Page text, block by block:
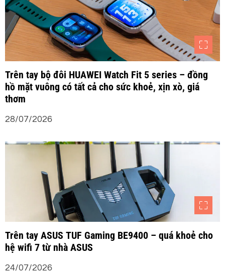
Trên tay bộ đôi HUAWEI Watch Fit 5 series – đồng
hồ mặt vuông có tất cả cho sức khoẻ, xịn xò, giá
thơm
28/07/2026
Trên tay ASUS TUF Gaming BE9400 – quá khoẻ cho
hệ wifi 7 từ nhà ASUS
24/07/2026